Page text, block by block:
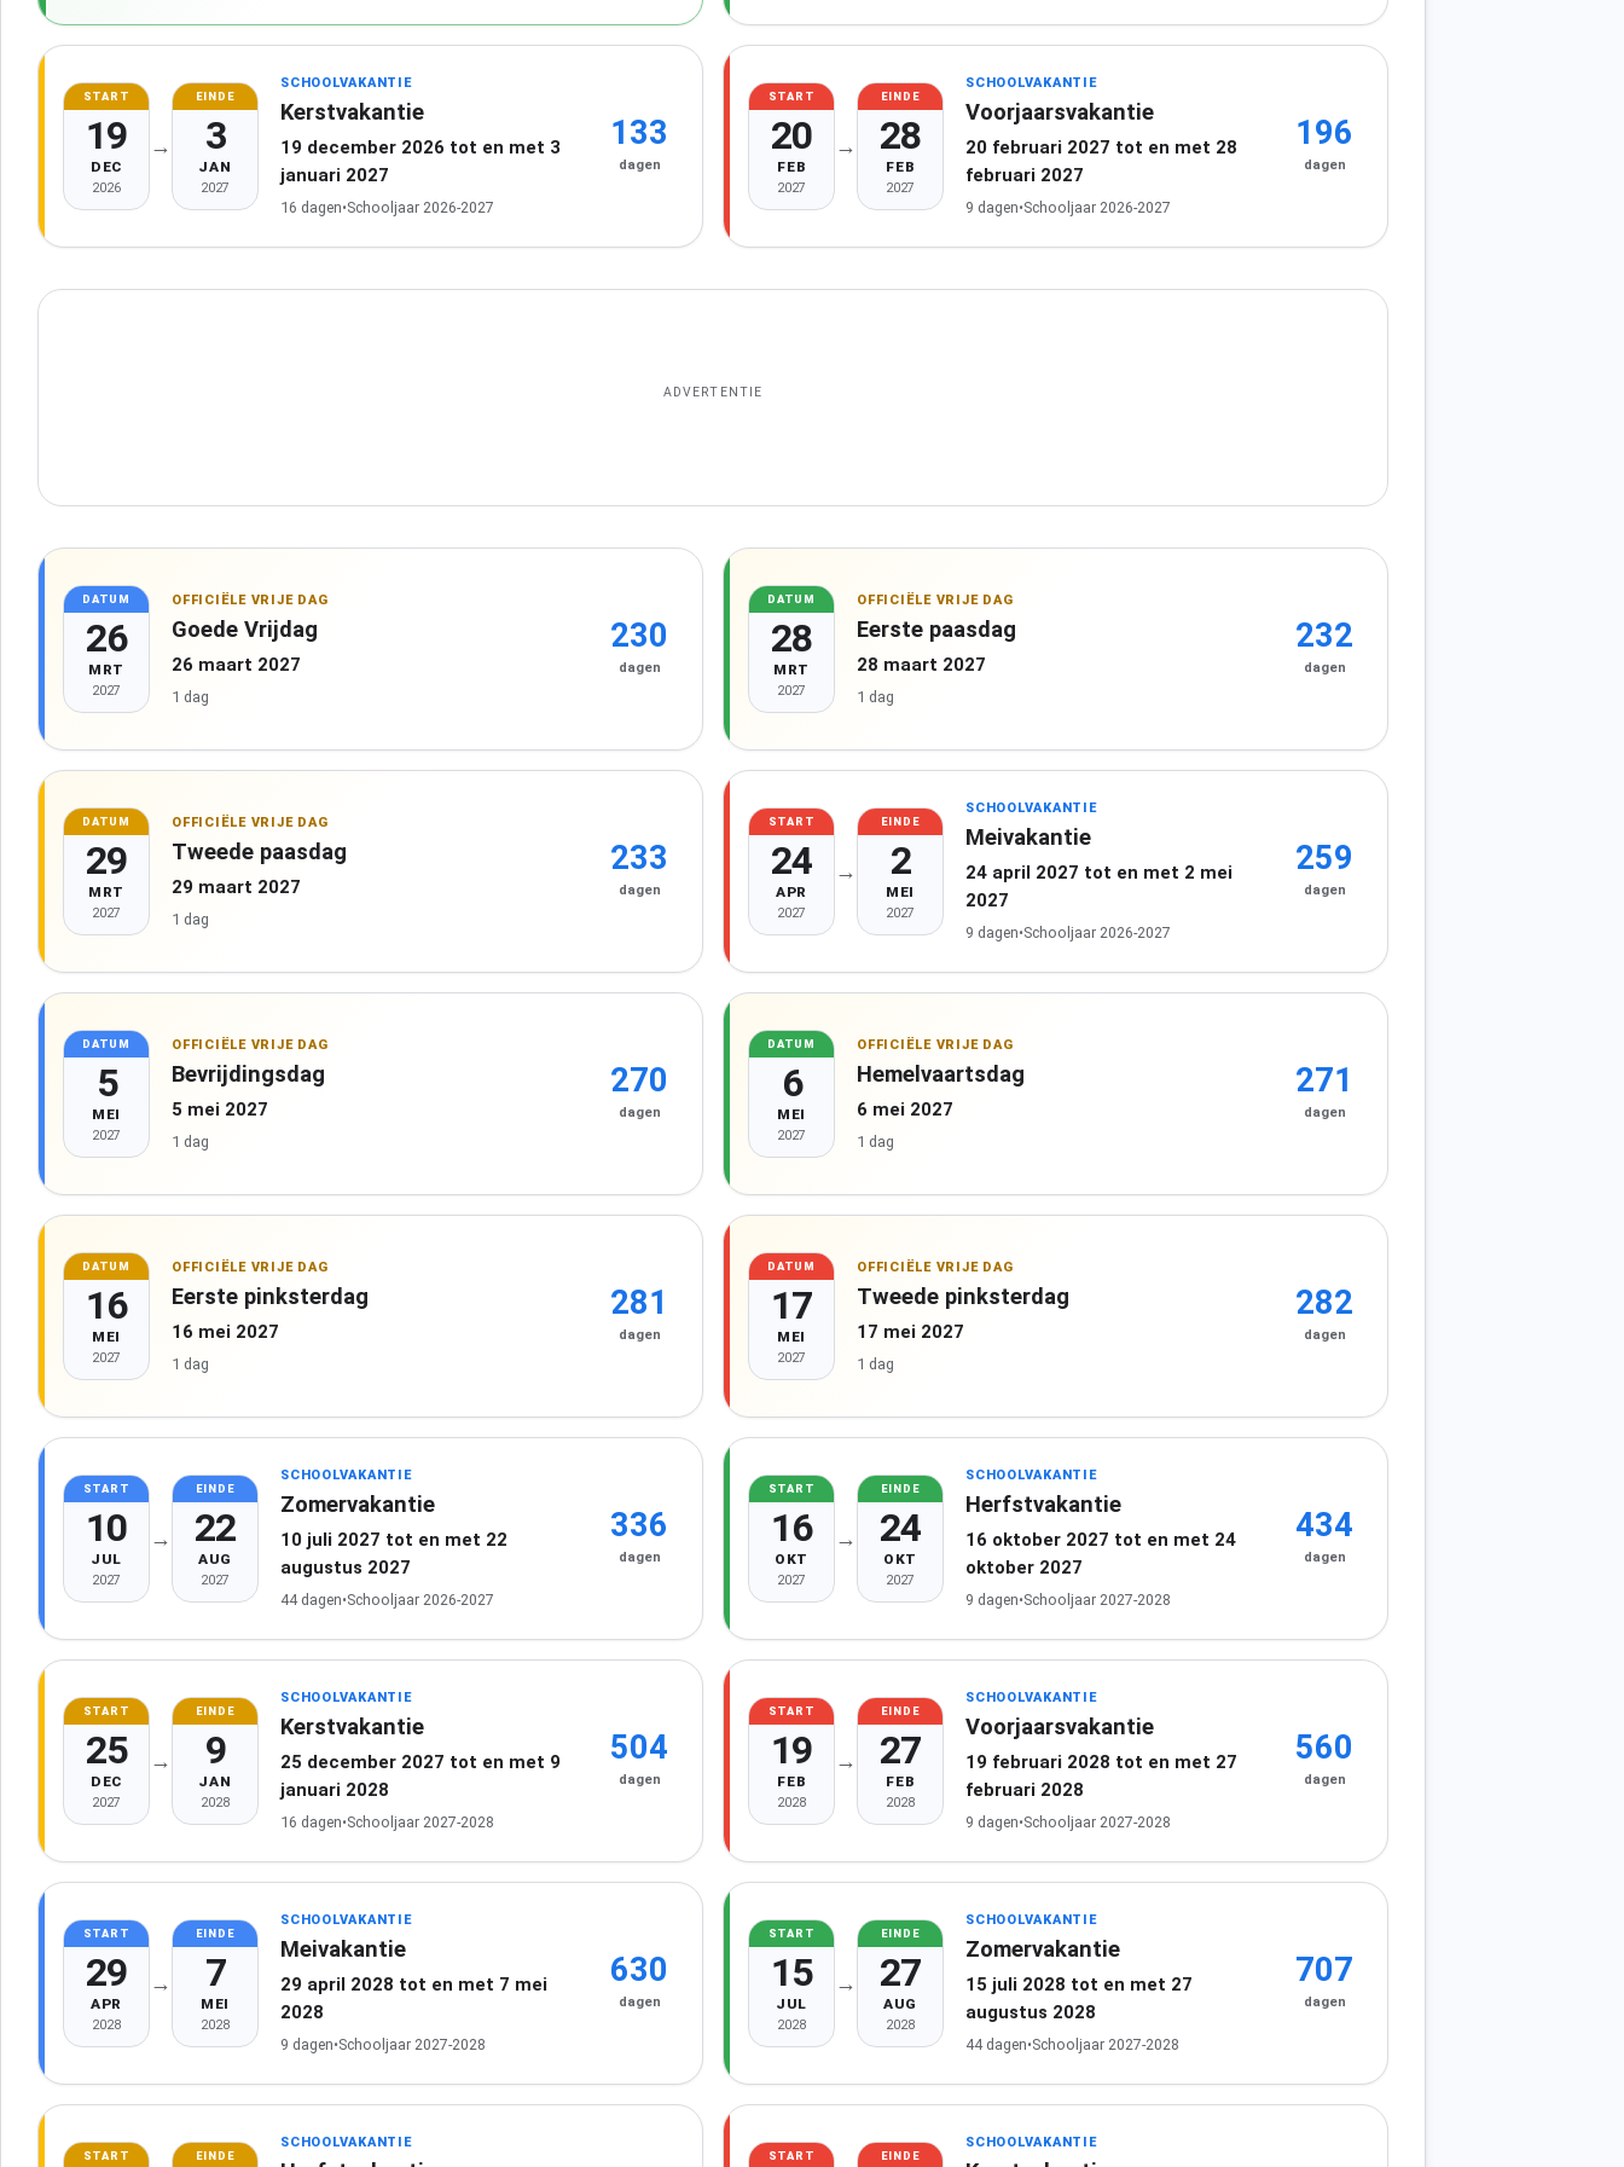
START
19
DEC
2026
→
EINDE
3
JAN
2027
SCHOOLVAKANTIE
Kerstvakantie
19 december 2026 tot en met 3
januari 2027
16 dagen•Schooljaar 2026-2027
133
dagen
START
20
FEB
2027
→
EINDE
28
FEB
2027
SCHOOLVAKANTIE
Voorjaarsvakantie
20 februari 2027 tot en met 28
februari 2027
9 dagen•Schooljaar 2026-2027
196
dagen
ADVERTENTIE
DATUM
26
MRT
2027
OFFICIËLE VRIJE DAG
Goede Vrijdag
26 maart 2027
1 dag
230
dagen
DATUM
28
MRT
2027
OFFICIËLE VRIJE DAG
Eerste paasdag
28 maart 2027
1 dag
232
dagen
DATUM
29
MRT
2027
OFFICIËLE VRIJE DAG
Tweede paasdag
29 maart 2027
1 dag
233
dagen
START
24
APR
2027
→
EINDE
2
MEI
2027
SCHOOLVAKANTIE
Meivakantie
24 april 2027 tot en met 2 mei
2027
9 dagen•Schooljaar 2026-2027
259
dagen
DATUM
5
MEI
2027
OFFICIËLE VRIJE DAG
Bevrijdingsdag
5 mei 2027
1 dag
270
dagen
DATUM
6
MEI
2027
OFFICIËLE VRIJE DAG
Hemelvaartsdag
6 mei 2027
1 dag
271
dagen
DATUM
16
MEI
2027
OFFICIËLE VRIJE DAG
Eerste pinksterdag
16 mei 2027
1 dag
281
dagen
DATUM
17
MEI
2027
OFFICIËLE VRIJE DAG
Tweede pinksterdag
17 mei 2027
1 dag
282
dagen
START
10
JUL
2027
→
EINDE
22
AUG
2027
SCHOOLVAKANTIE
Zomervakantie
10 juli 2027 tot en met 22
augustus 2027
44 dagen•Schooljaar 2026-2027
336
dagen
START
16
OKT
2027
→
EINDE
24
OKT
2027
SCHOOLVAKANTIE
Herfstvakantie
16 oktober 2027 tot en met 24
oktober 2027
9 dagen•Schooljaar 2027-2028
434
dagen
START
25
DEC
2027
→
EINDE
9
JAN
2028
SCHOOLVAKANTIE
Kerstvakantie
25 december 2027 tot en met 9
januari 2028
16 dagen•Schooljaar 2027-2028
504
dagen
START
19
FEB
2028
→
EINDE
27
FEB
2028
SCHOOLVAKANTIE
Voorjaarsvakantie
19 februari 2028 tot en met 27
februari 2028
9 dagen•Schooljaar 2027-2028
560
dagen
START
29
APR
2028
→
EINDE
7
MEI
2028
SCHOOLVAKANTIE
Meivakantie
29 april 2028 tot en met 7 mei
2028
9 dagen•Schooljaar 2027-2028
630
dagen
START
15
JUL
2028
→
EINDE
27
AUG
2028
SCHOOLVAKANTIE
Zomervakantie
15 juli 2028 tot en met 27
augustus 2028
44 dagen•Schooljaar 2027-2028
707
dagen
START EINDE
SCHOOLVAKANTIE
START EINDE
SCHOOLVAKANTIE